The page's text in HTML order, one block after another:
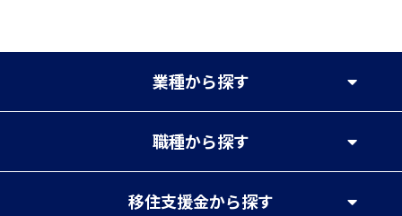
業種から探す
職種から探す
移住支援金から探す